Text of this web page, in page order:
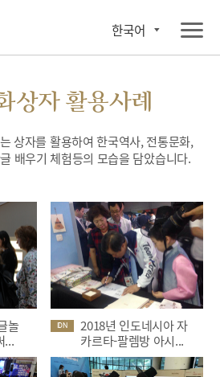
한국어
상자 활용사례
상자를 활용하여 한국역사, 전통문화,
배우기 체험등의 모습을 담았습니다.
놀
...
IDN
2018년 인도네시아 자
카르타-팔렘방 아시...